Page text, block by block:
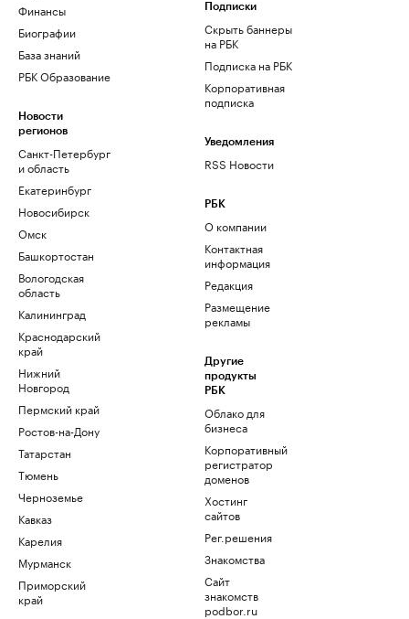
Финансы
Биографии
База знаний
РБК Образование
Новости
регионов
Санкт-Петербург
и область
Екатеринбург
Новосибирск
Омск
Башкортостан
Вологодская
область
Калининград
Краснодарский
край
Нижний
Новгород
Пермский край
Ростов-на-Дону
Татарстан
Тюмень
Черноземье
Кавказ
Карелия
Мурманск
Приморский
край
Подписки
Скрыть баннеры
на РБК
Подписка на РБК
Корпоративная
подписка
Уведомления
RSS Новости
РБК
О компании
Контактная
информация
Редакция
Размещение
рекламы
Другие
продукты
РБК
Облако для
бизнеса
Корпоративный
регистратор
доменов
Хостинг
сайтов
Рег.решения
Знакомства
Сайт
знакомств
podbor.ru